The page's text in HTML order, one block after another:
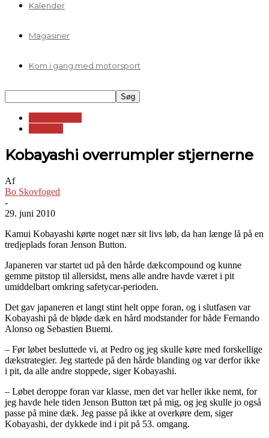
Kalender
Magasiner
Kom i gang med motorsport
Kobayashi overrumpler stjernerne
Af
Bo Skovfoged
-
29. juni 2010
Kamui Kobayashi kørte noget nær sit livs løb, da han længe lå på en
tredjeplads foran Jenson Button.
Japaneren var startet ud på den hårde dækcompound og kunne
gemme pitstop til allersidst, mens alle andre havde været i pit
umiddelbart omkring safetycar-perioden.
Det gav japaneren et langt stint helt oppe foran, og i slutfasen var
Kobayashi på de bløde dæk en hård modstander for både Fernando
Alonso og Sebastien Buemi.
– Før løbet besluttede vi, at Pedro og jeg skulle køre med forskellige
dækstrategier. Jeg startede på den hårde blanding og var derfor ikke
i pit, da alle andre stoppede, siger Kobayashi.
– Løbet deroppe foran var klasse, men det var heller ikke nemt, for
jeg havde hele tiden Jenson Button tæt på mig, og jeg skulle jo også
passe på mine dæk. Jeg passe på ikke at overkøre dem, siger
Kobayashi, der dykkede ind i pit på 53. omgang.